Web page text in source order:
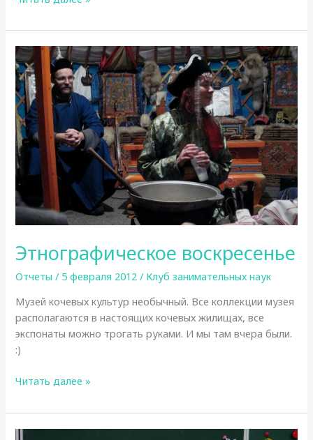
Этнографическое воскресенье
Отчеты / 5 февраля 2012/ Клуб занимательных наук
Музей кочевых культур необычный. Все коллекции музея
располагаются в настоящих кочевых жилищах, все
экспонаты можно трогать руками. И мы там вчера были.
:)
Этнографическое
Читать далее »